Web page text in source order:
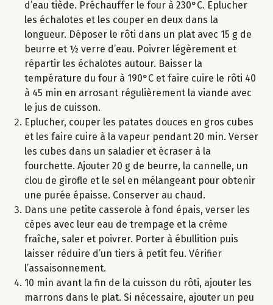
d’eau tiède. Préchauffer le four à 230°C. Eplucher
les échalotes et les couper en deux dans la
longueur. Déposer le rôti dans un plat avec 15 g de
beurre et ½ verre d’eau. Poivrer légèrement et
répartir les échalotes autour. Baisser la
température du four à 190°C et faire cuire le rôti 40
à 45 min en arrosant régulièrement la viande avec
le jus de cuisson.
Eplucher, couper les patates douces en gros cubes
et les faire cuire à la vapeur pendant 20 min. Verser
les cubes dans un saladier et écraser à la
fourchette. Ajouter 20 g de beurre, la cannelle, un
clou de girofle et le sel en mélangeant pour obtenir
une purée épaisse. Conserver au chaud.
Dans une petite casserole à fond épais, verser les
cèpes avec leur eau de trempage et la crème
fraîche, saler et poivrer. Porter à ébullition puis
laisser réduire d’un tiers à petit feu. Vérifier
l’assaisonnement.
10 min avant la fin de la cuisson du rôti, ajouter les
marrons dans le plat. Si nécessaire, ajouter un peu